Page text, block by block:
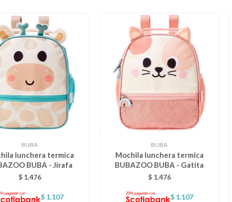
BUBA
lunchera termica
BUBA - Jirafa
$ 1.476
$ 1.107
BUBA
Mochila lunchera termica
BUBAZOO BUBA - Gatita
$ 1.476
$ 1.107